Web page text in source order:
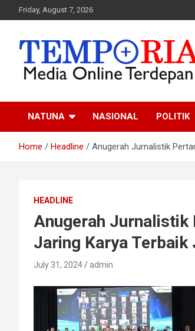
to
Friday, August 7, 2026
Tempo Riau
NATUNA NASIONAL POLITIK
Home Headline Anugerah Jurnalistik
HEADLINE
Anugerah Jurnalistik
Jaring Karya
July 31, 2024 admin